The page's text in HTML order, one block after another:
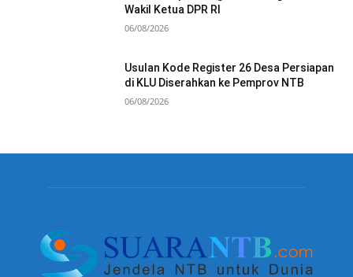
Wakil Ketua DPR RI
06/08/2026
Usulan Kode Register 26 Desa Persiapan
di KLU Diserahkan ke Pemprov NTB
06/08/2026